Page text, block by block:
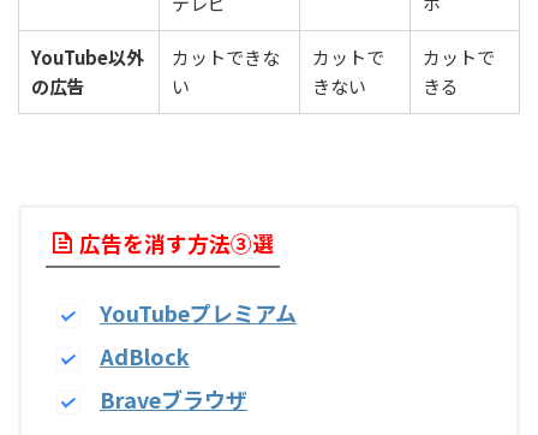
YouTube以外
の広告
カットできな
い
カットで
きない
カットで
きる
広告を消す方法③選
YouTubeプレミアム
AdBlock
Braveブラウザ